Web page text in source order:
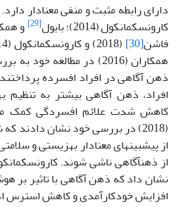
دارای رابطه مثبت و منفی معنادار دارد.
کارونسکمانکول(2014)؛ بایول [29]
فاشن[30] (2018) و کارونسکمانکول (2014) همسو است. بایول
همکاران (2016) در مطالعه
ذهن آگاهی در افراد افسرده
افراد، ذهن آگاهی بیشتر به تنظیم
کاهش شدت علائم افسردگی کمک
(2018) در بررسی خود نشان دادند
از پیش­بین­های معنادار بهزیستی و
نشان داد که ذهن آگاهی با تاثیر بر
افزایش خودکارآمدی و کاهش استرس